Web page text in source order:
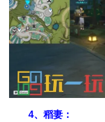
4、稻妻：